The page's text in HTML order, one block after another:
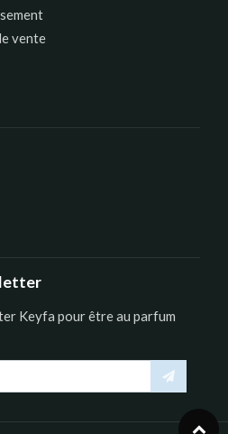
vente
Keyfa pour être au parfum